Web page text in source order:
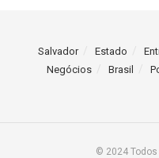
Salvador Estado
Negócios
Brasil
© 2024